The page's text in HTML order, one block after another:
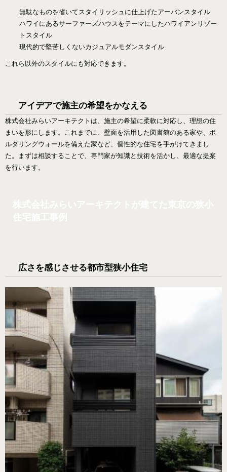
無駄なものを省いてスタイリッシュに仕上げたアーバンスタイル
ハワイにあるサーファーズハウスをテーマにしたハワイアンリゾー
トスタイル
現代的で堅苦しくないカジュアルモダンスタイル
これら以外のスタイルにも対応できます。
アイデアで施主の希望をかなえる
株式会社みらいアーキテクトは、施主の希望に柔軟に対応し、理想の住
まいを形にします。これまでに、壁面を活用した図書館のある家や、ボ
ルダリングウォールを備えた家など、個性的な住宅を手がけてきまし
た。まずは相談することで、専門家が知識と技術を活かし、最適な提案
を行います。
広さを感じさせる都市型狭小住宅